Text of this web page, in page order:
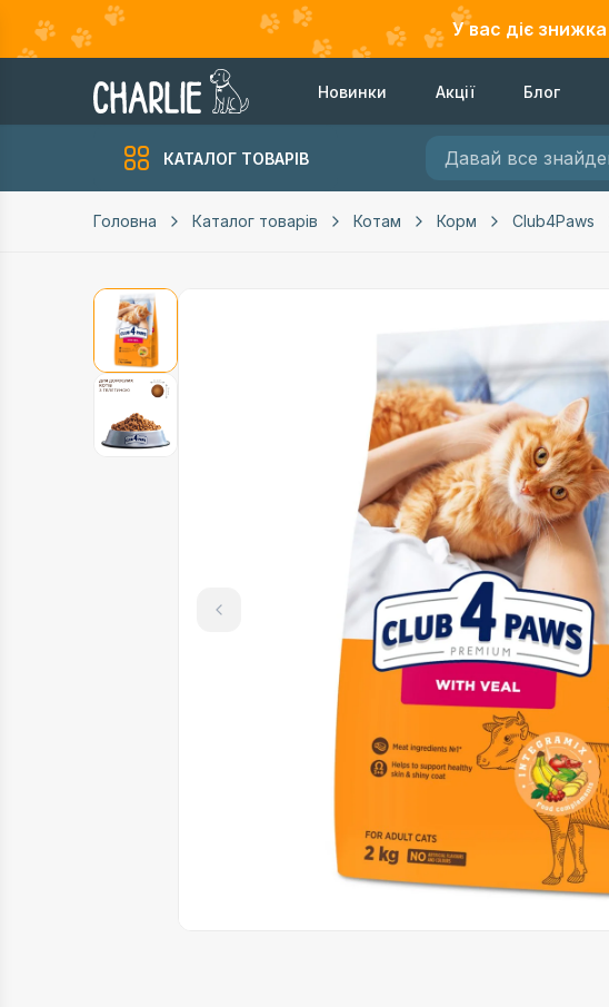
У вас діє знижка
Новинки Акції Блог
КАТАЛОГ ТОВАРІВ
Головна Каталог товарів Котам Корм Club4Paws